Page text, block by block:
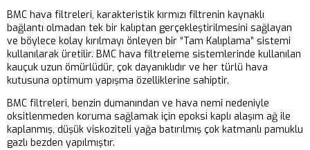
BMC hava filtreleri, karakteristik kırmızı filtrenin kaynaklı
bağlantı olmadan tek bir kalıptan gerçekleştirilmesini sağlayan
ve böylece kolay kırılmayı önleyen bir “Tam Kalıplama” sistemi
kullanılarak üretilir. BMC hava filtreleme sistemlerinde kullanılan
kauçuk uzun ömürlüdür, çok dayanıklıdır ve her türlü hava
kutusuna optimum yapışma özelliklerine sahiptir.
BMC filtreleri, benzin dumanından ve hava nemi nedeniyle
oksitlenmeden koruma sağlamak için epoksi kaplı alaşım ağ ile
kaplanmış, düşük viskoziteli yağa batırılmış çok katmanlı pamuklu
gazlı bezden yapılmıştır.